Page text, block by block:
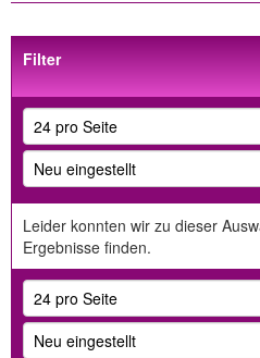
Filter
Leider konnten wir zu dieser
Ergebnisse finden.